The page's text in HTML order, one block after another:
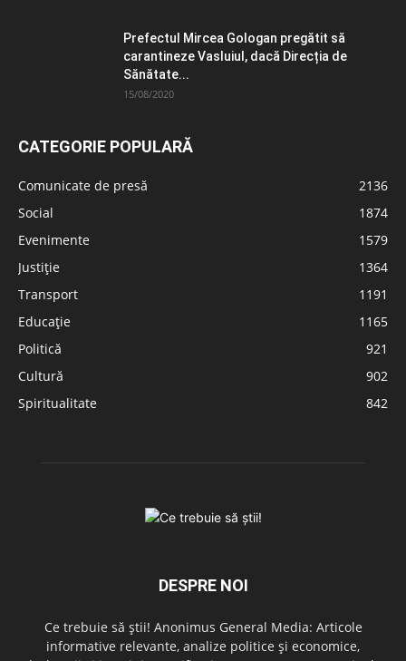
Prefectul Mircea Gologan pregătit să
carantineze Vasluiul, dacă Direcția de
Sănătate...
15/08/2020
CATEGORIE POPULARĂ
Comunicate de presă
2136
Social
1874
Evenimente
1579
Justiție
1364
Transport
1191
Educație
1165
Politică
921
Cultură
902
Spiritualitate
842
DESPRE NOI
Ce trebuie să știi! Anonimus General Media: Articole
informative relevante, analize politice și economice,